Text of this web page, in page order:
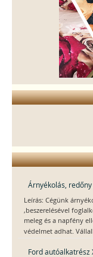
Árnyékolás, redőny
Leírás: Cégünk
,beszerelésével
meleg és a napfény
védelmet adhat.
Ford autóalkatrész